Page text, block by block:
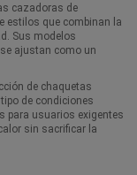
cazadoras de
estilos que combinan la
Sus modelos
ajustan como un
de chaquetas
de condiciones
para usuarios exigentes
sin sacrificar la